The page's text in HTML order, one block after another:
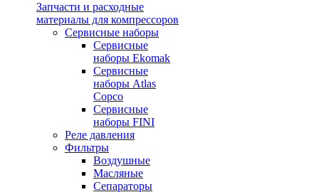
Запчасти и расходные
материалы для компрессоров
Cервисные наборы
Сервисные
наборы Ekomak
Cервисные
наборы Atlas
Copco
Сервисные
наборы FINI
Реле давления
Фильтры
Воздушные
Масляные
Сепараторы